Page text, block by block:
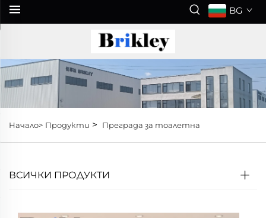
BG
Начало> Продукти > Преграда за тоалетна
ВСИЧКИ ПРОДУКТИ